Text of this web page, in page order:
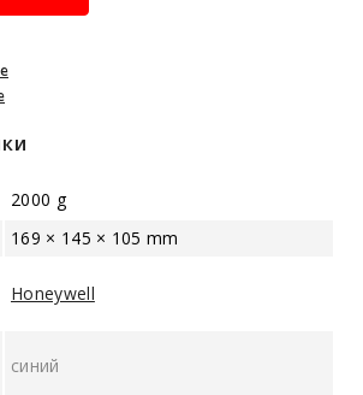
2000 g
169 × 145 × 105 mm
Honeywell
синий